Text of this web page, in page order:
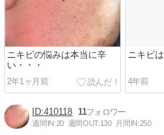
ニキビの悩みは本当に辛
い・・・
2年1ヶ月前
ニキビ
4年前
410118 11
週間IN:20 週間OUT:130 月間IN:250